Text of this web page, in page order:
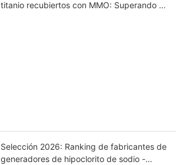
titanio recubiertos con MMO: Superando el
Selección 2026: Ranking de fabricantes de
generadores de hipoclorito de sodio -